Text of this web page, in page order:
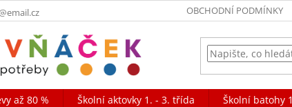
OBCHODNÍ PODMÍNKY
až 80 % Školní aktovky 1. - 3. třída Školní batohy